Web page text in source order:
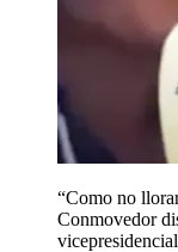
“Como no
Conmovedor